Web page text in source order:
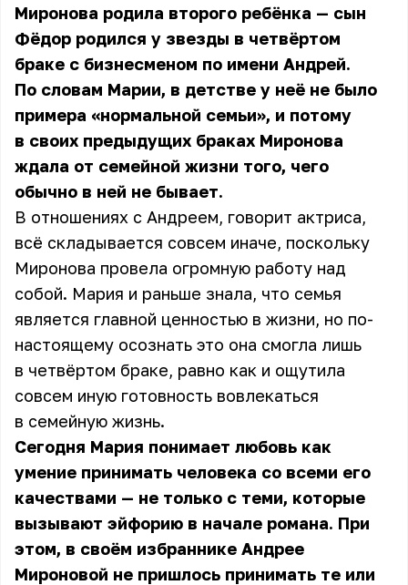
Миронова родила второго ребёнка — сын
Фёдор родился у звезды в четвёртом
браке с бизнесменом по имени Андрей.
По словам Марии, в детстве у неё не было
примера «нормальной семьи», и потому
в своих предыдущих браках Миронова
ждала от семейной жизни того, чего
обычно в ней не бывает.
В отношениях с Андреем, говорит актриса,
всё складывается совсем иначе, поскольку
Миронова провела огромную работу над
собой. Мария и раньше знала, что семья
является главной ценностью в жизни, но по-
настоящему осознать это она смогла лишь
в четвёртом браке, равно как и ощутила
совсем иную готовность вовлекаться
в семейную жизнь.
Сегодня Мария понимает любовь как
умение принимать человека со всеми его
качествами — не только с теми, которые
вызывают эйфорию в начале романа. При
этом, в своём избраннике Андрее
Мироновой не пришлось принимать те или